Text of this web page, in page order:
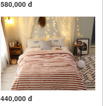
580,000 đ
440,000 đ